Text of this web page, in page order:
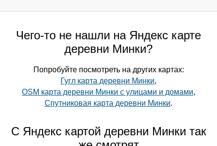
Чего-то не нашли на Яндекс карте
деревни Минки?
Попробуйте посмотреть на других картах:
Гугл карта деревни Минки,
OSM карта деревни Минки с улицами и домами,
Спутниковая карта деревни Минки.
С Яндекс картой деревни Минки так